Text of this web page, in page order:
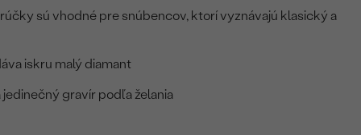
sú vhodné pre snúbencov, ktorí vyznávajú klasický a
iskru malý diamant
gravír podľa želania